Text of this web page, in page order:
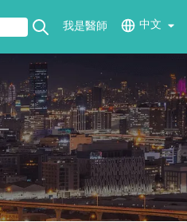
我是醫師 中文